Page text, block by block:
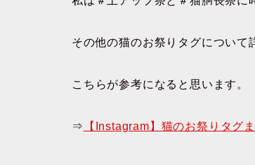
その他の猫のお祭りタグについて
こちらが参考になると思います。
⇒ 【Instagram】猫のお祭りタグ